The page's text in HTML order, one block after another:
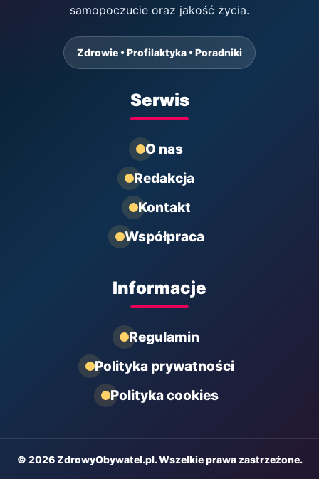
samopoczucie oraz jakość życia.
Zdrowie • Profilaktyka • Poradniki
Serwis
O nas
Redakcja
Kontakt
Współpraca
Informacje
Regulamin
Polityka prywatności
Polityka cookies
© 2026 ZdrowyObywatel.pl. Wszelkie prawa zastrzeżone.